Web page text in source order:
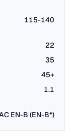
115-140
22
35
45+
1.1
EN-B (EN-B*)